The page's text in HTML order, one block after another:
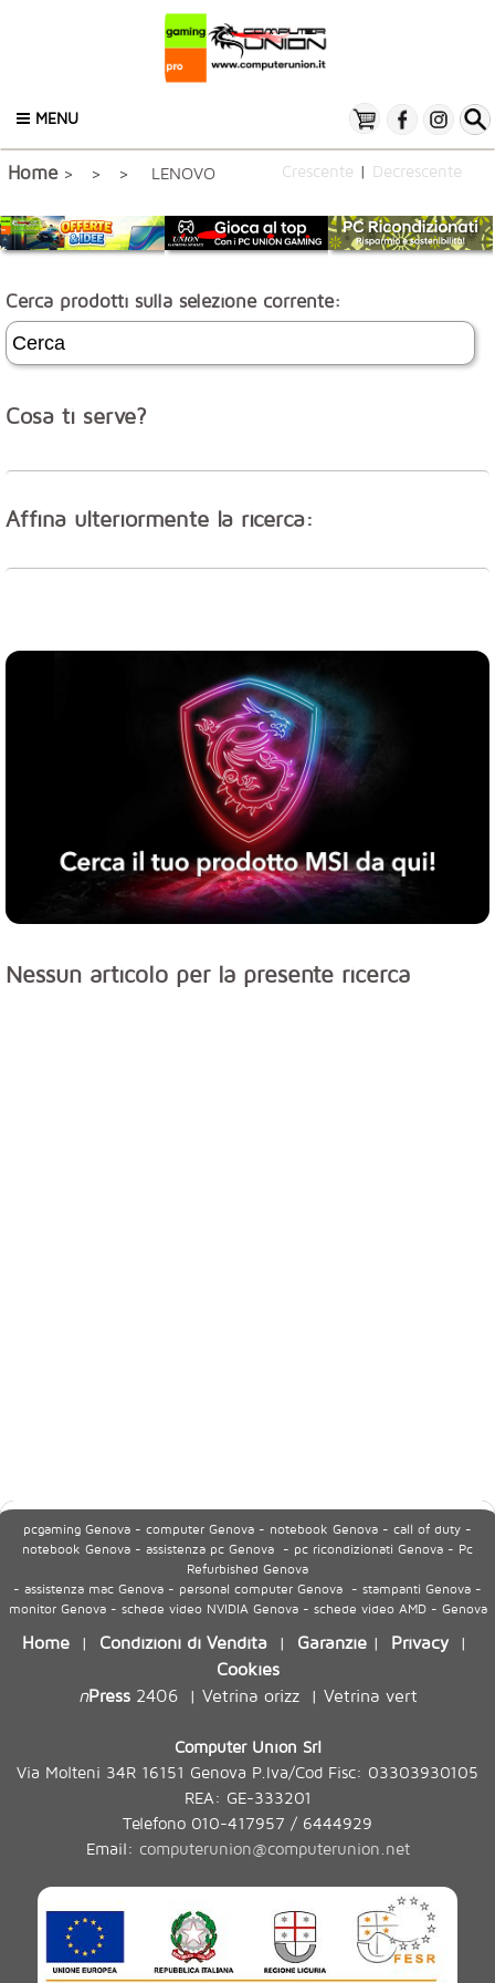
MENU
Home> > > LENOVO Crescente | Decrescente
Cerca prodotti sulla selezione corrente:
Cosa ti serve?
Affina ulteriormente la ricerca:
Nessun articolo per la presente ricerca
pcgaming Genova - computer Genova - notebook Genova - call of duty -
notebook Genova - assistenza pc Genova - pc ricondizionati Genova - Pc
Refurbished Genova
- assistenza mac Genova - personal computer Genova - stampanti Genova -
monitor Genova - schede video NVIDIA Genova - schede video AMD - Genova
Home | Condizioni di Vendita | Garanzie | Privacy|
Cookies
nPress2406| Vetrina orizz| Vetrina vert
Computer Union Srl
Via Molteni 34R 16151 Genova P.Iva/Cod Fisc: 03303930105
REA: GE-333201
Telefono 010-417957 / 6444929
Email: computerunion@computerunion.net